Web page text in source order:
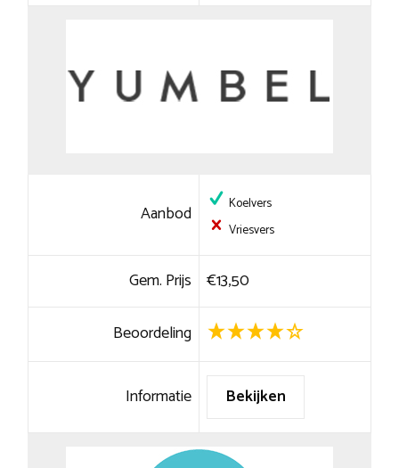
Aanbod
Koelvers
Vriesvers
Gem. Prijs €13,50
Beoordeling
Informatie Bekijken